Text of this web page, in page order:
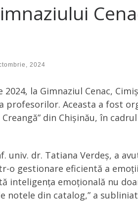
2024
2024, la Gimnaziul Cenac,
profesorilor. Aceasta a fost
Creangă” din Chișinău, în
univ. dr. Tatiana Verdeș, a
o gestionare eficientă a
inteligența emoțională nu
notele din catalog,” a